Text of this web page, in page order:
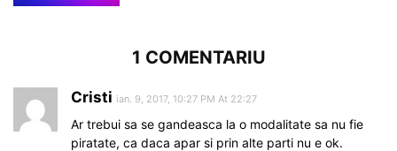
1 COMENTARIU
Cristi ian. 9, 2017, 10:27 PM At 22:27
Ar trebui sa se gandeasca la o modalitate sa nu fie
piratate, ca daca apar si prin alte parti nu e ok.